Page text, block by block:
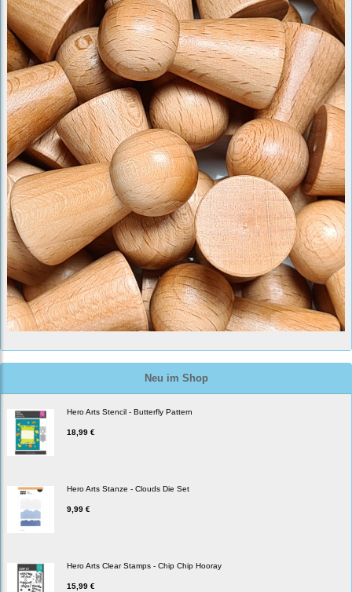
Neu im Shop
Hero Arts Stencil - Butterfly Pattern
18,99 €
Hero Arts Stanze - Clouds Die Set
9,99 €
Hero Arts Clear Stamps - Chip Chip Hooray
15,99 €